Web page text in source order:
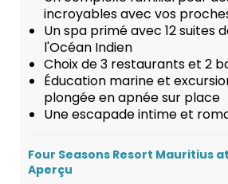
incroyables avec vos
Un spa primé avec 12 suites
l'Océan Indien
Choix de 3 restaurants et 2
Éducation marine et
plongée en apnée sur place
Une escapade intime et
Four Seasons Resort Mauritius
Aperçu